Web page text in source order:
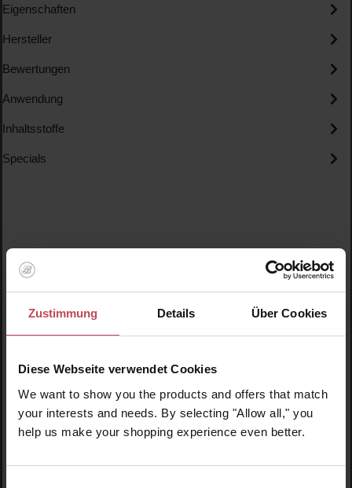
Zustimmung Details Über Cookies
Diese Webseite verwendet Cookies
We want to show you the products and offers that match
your interests and needs. By selecting "Allow all," you
help us make your shopping experience even better.
Eigenschaften
Hersteller
Bewertungen
Anwendung
Inhaltsstoffe
Specials